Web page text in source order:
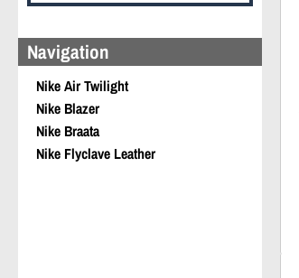
Navigation
Nike Air Twilight
Nike Blazer
Nike Braata
Nike Flyclave Leather